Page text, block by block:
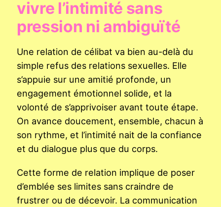
vivre l’intimité sans
pression ni ambiguïté
Une relation de célibat va bien au-delà du
simple refus des relations sexuelles. Elle
s’appuie sur une amitié profonde, un
engagement émotionnel solide, et la
volonté de s’apprivoiser avant toute étape.
On avance doucement, ensemble, chacun à
son rythme, et l’intimité nait de la confiance
et du dialogue plus que du corps.
Cette forme de relation implique de poser
d’emblée ses limites sans craindre de
frustrer ou de décevoir. La communication